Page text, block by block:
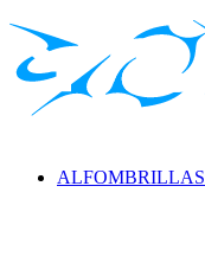
ALFOMBRILLAS